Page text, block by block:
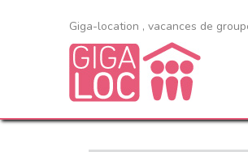
Giga-location , vacances de